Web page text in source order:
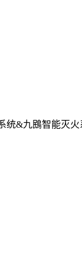
统&九鴖智能灭火